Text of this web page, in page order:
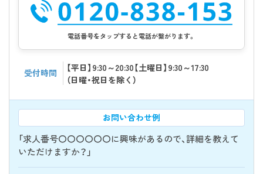
電話番号をタップすると電話が繋がります。
受付時間
【平日】9:30～20:30【土曜日】9:30～17:30
（日曜・祝日を除く）
お問い合わせ例
「求人番号〇〇〇〇〇〇に興味があるので、詳細を教えて
いただけますか？」